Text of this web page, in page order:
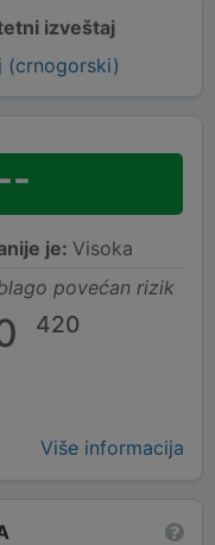
izveštaj
(crnogorski)
je: Visoka
povećan rizik
420
Više informacija